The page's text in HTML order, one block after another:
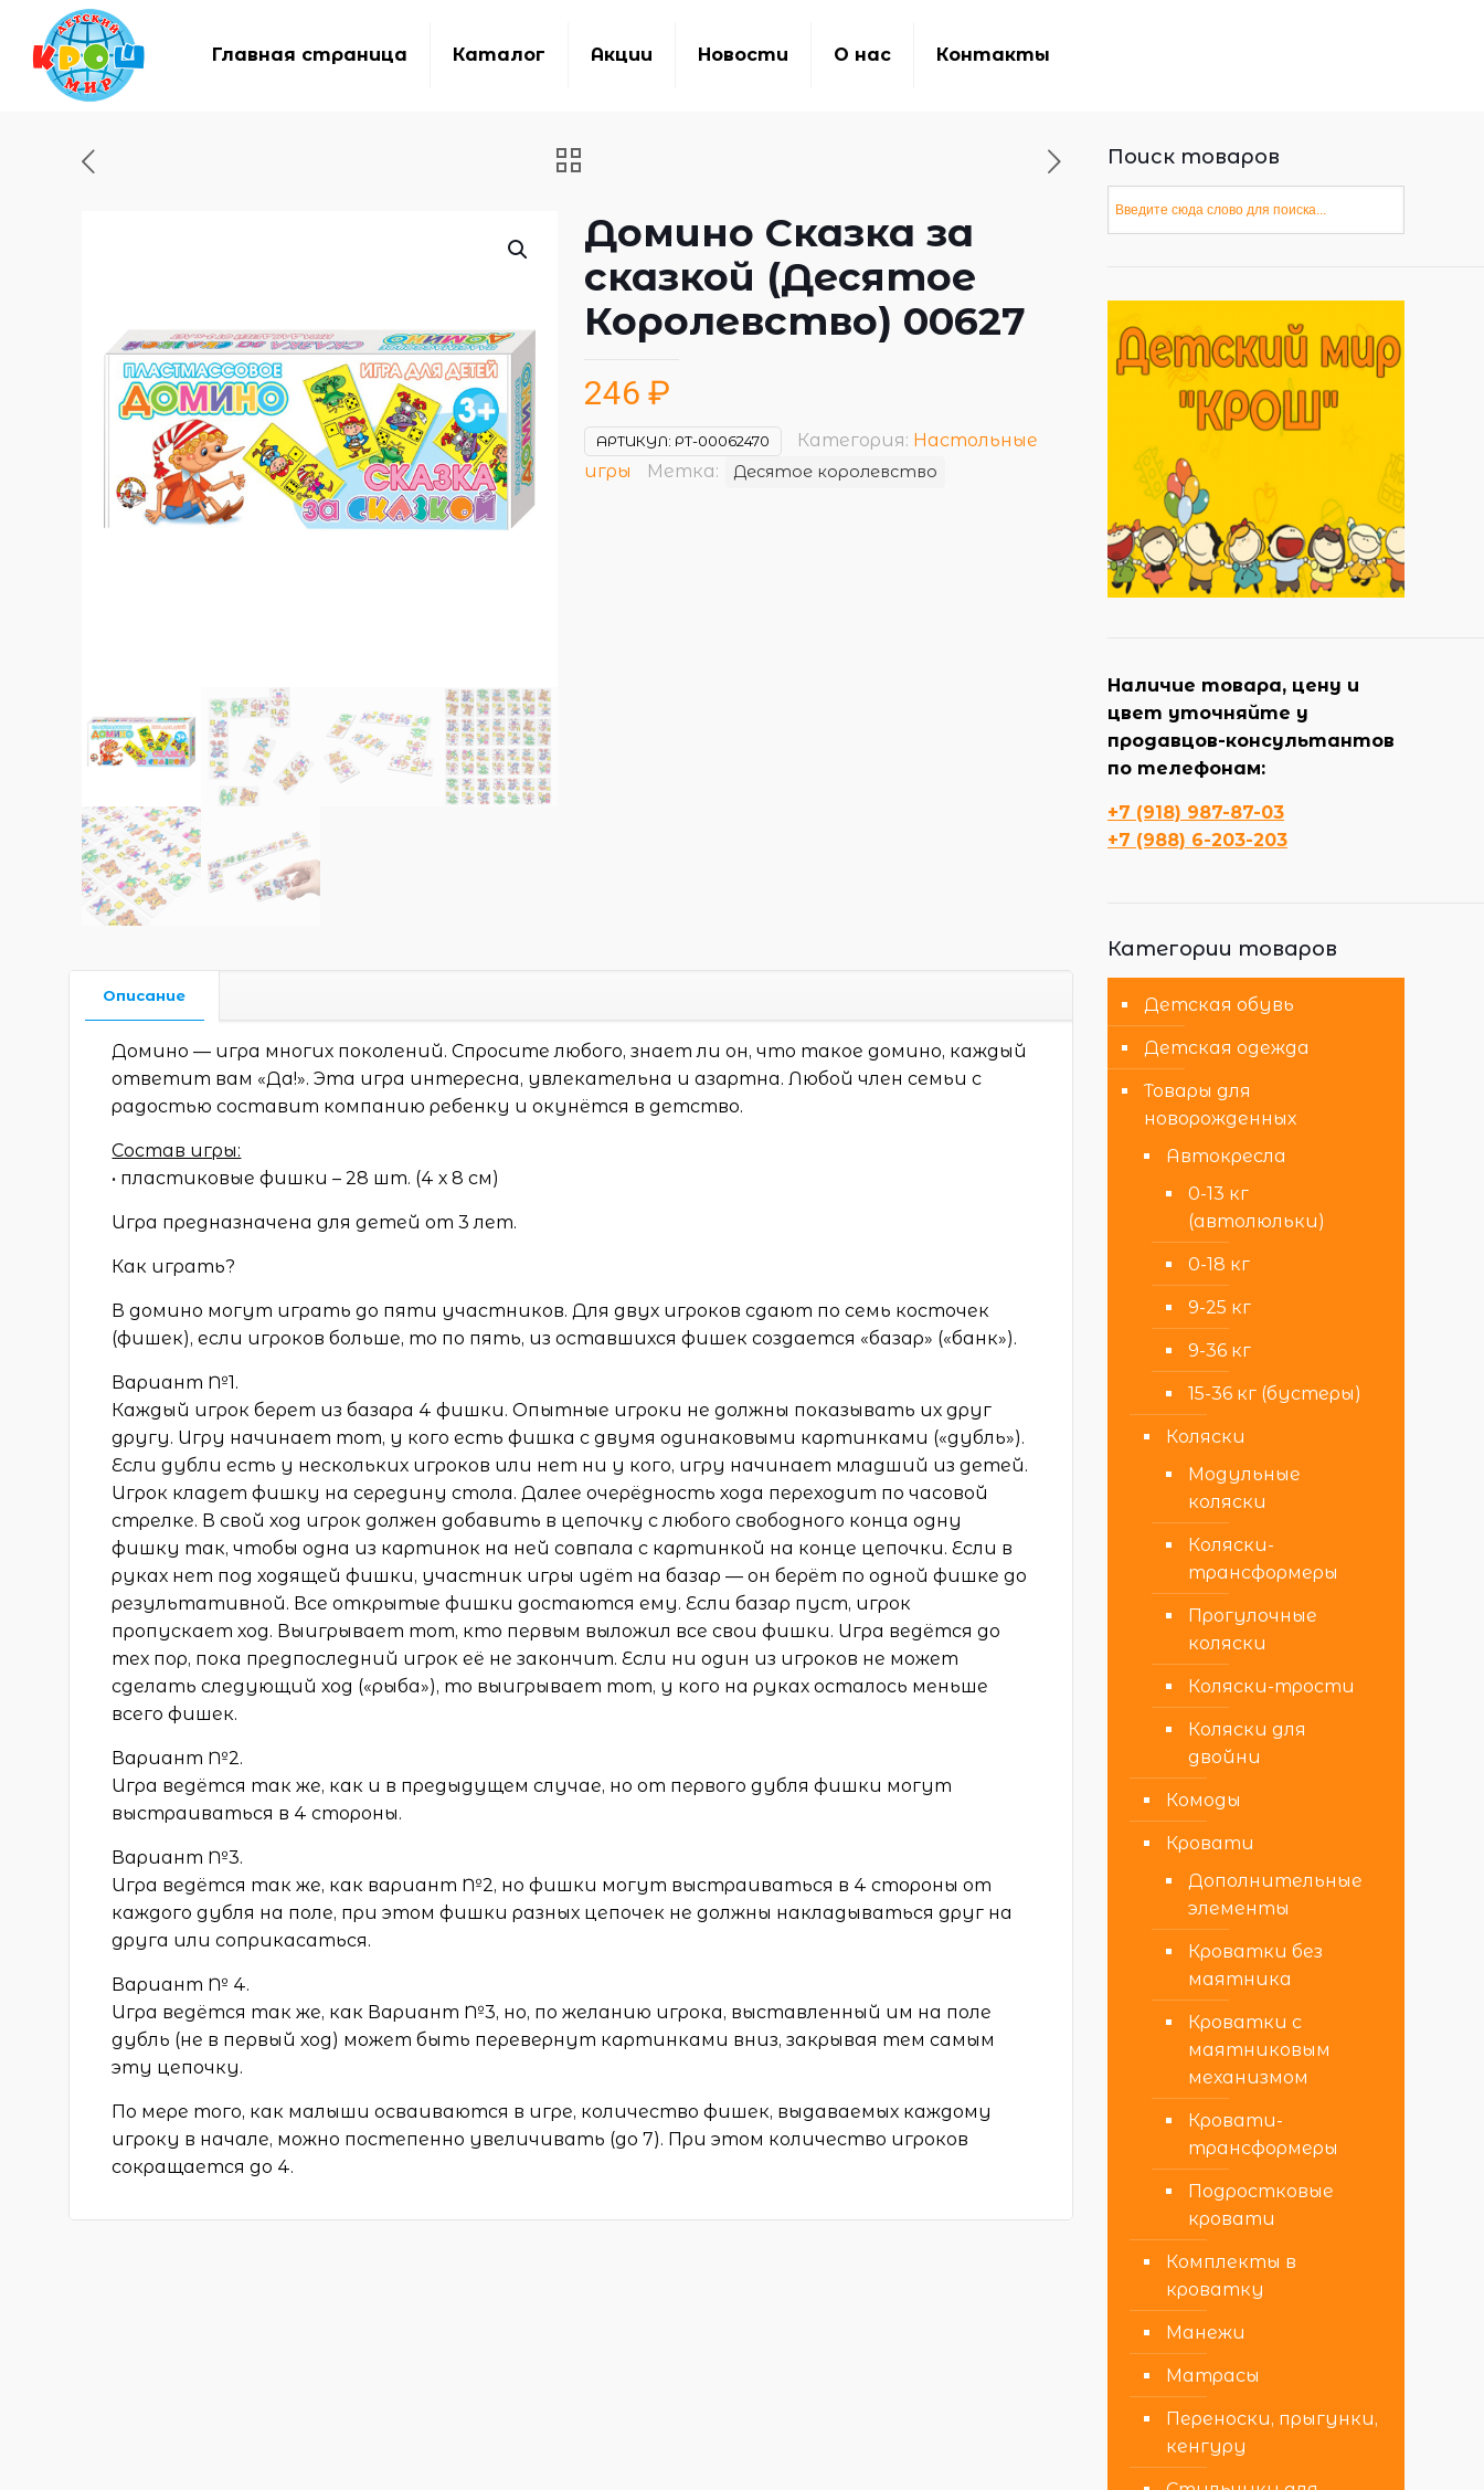
Главная страница Каталог Акции Новости О нас Контакты
Домино Сказка за
сказкой (Десятое
Королевство) 00627
246 ₽
АРТИКУЛ: РТ-00062470 Категория: Настольные
игры
Метка: Десятое королевство
Описание
Домино — игра многих поколений. Спросите любого, знает ли он, что такое домино, каждый
ответит вам «Да!». Эта игра интересна, увлекательна и азартна. Любой член семьи с
радостью составит компанию ребенку и окунётся в детство.
Состав игры:
• пластиковые фишки – 28 шт. (4 х 8 см)
Игра предназначена для детей от 3 лет.
Как играть?
В домино могут играть до пяти участников. Для двух игроков сдают по семь косточек
(фишек), если игроков больше, то по пять, из оставшихся фишек создается «базар» («банк»).
Вариант №1.
Каждый игрок берет из базара 4 фишки. Опытные игроки не должны показывать их друг
другу. Игру начинает тот, у кого есть фишка с двумя одинаковыми картинками («дубль»).
Если дубли есть у нескольких игроков или нет ни у кого, игру начинает младший из детей.
Игрок кладет фишку на середину стола. Далее очерёдность хода переходит по часовой
стрелке. В свой ход игрок должен добавить в цепочку с любого свободного конца одну
фишку так, чтобы одна из картинок на ней совпала с картинкой на конце цепочки. Если в
руках нет под ходящей фишки, участник игры идёт на базар — он берёт по одной фишке до
результативной. Все открытые фишки достаются ему. Если базар пуст, игрок
пропускает ход. Выигрывает тот, кто первым выложил все свои фишки. Игра ведётся до
тех пор, пока предпоследний игрок её не закончит. Если ни один из игроков не может
сделать следующий ход («рыба»), то выигрывает тот, у кого на руках осталось меньше
всего фишек.
Вариант №2.
Игра ведётся так же, как и в предыдущем случае, но от первого дубля фишки могут
выстраиваться в 4 стороны.
Вариант №3.
Игра ведётся так же, как вариант №2, но фишки могут выстраиваться в 4 стороны от
каждого дубля на поле, при этом фишки разных цепочек не должны накладываться друг на
друга или соприкасаться.
Вариант № 4.
Игра ведётся так же, как Вариант №3, но, по желанию игрока, выставленный им на поле
дубль (не в первый ход) может быть перевернут картинками вниз, закрывая тем самым
эту цепочку.
По мере того, как малыши осваиваются в игре, количество фишек, выдаваемых каждому
игроку в начале, можно постепенно увеличивать (до 7). При этом количество игроков
сокращается до 4.
Поиск товаров
Наличие товара, цену и
цвет уточняйте у
продавцов-консультантов
по телефонам:
+7 (918) 987-87-03
+7 (988) 6-203-203
Категории товаров
Детская обувь
Детская одежда
Товары для
новорожденных
Автокресла
0-13 кг
(автолюльки)
0-18 кг
9-25 кг
9-36 кг
15-36 кг (бустеры)
Коляски
Модульные
коляски
Коляски-
трансформеры
Прогулочные
коляски
Коляски-трости
Коляски для
двойни
Комоды
Кровати
Дополнительные
элементы
Кроватки без
маятника
Кроватки с
маятниковым
механизмом
Кровати-
трансформеры
Подростковые
кровати
Комплекты в
кроватку
Манежи
Матрасы
Переноски, прыгунки,
кенгуру